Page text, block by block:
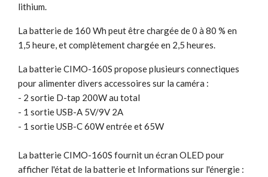
lithium.
La batterie de 160 Wh peut être chargée de 0 à 80 % en
1,5 heure, et complètement chargée en 2,5 heures.
La batterie CIMO-160S propose plusieurs connectiques
pour alimenter divers accessoires sur la caméra :
- 2 sortie D-tap 200W au total
- 1 sortie USB-A 5V/9V 2A
- 1 sortie USB-C 60W entrée et 65W
La batterie CIMO-160S fournit un écran OLED pour
afficher l'état de la batterie et Informations sur l'énergie :